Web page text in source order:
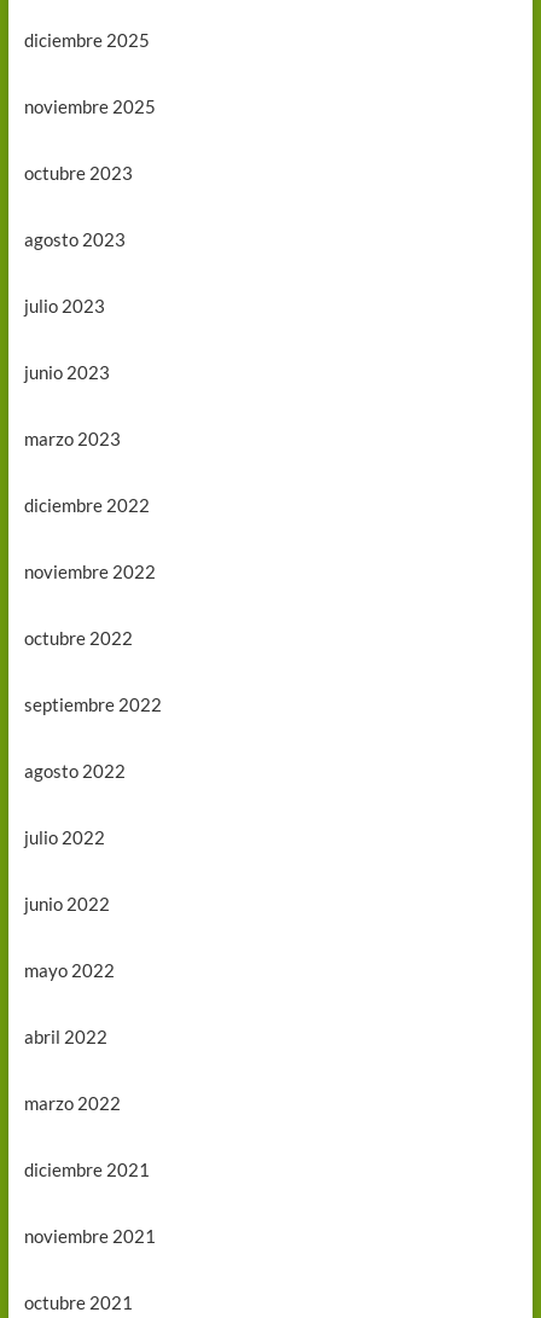
diciembre 2025
noviembre 2025
octubre 2023
agosto 2023
julio 2023
junio 2023
marzo 2023
diciembre 2022
noviembre 2022
octubre 2022
septiembre 2022
agosto 2022
julio 2022
junio 2022
mayo 2022
abril 2022
marzo 2022
diciembre 2021
noviembre 2021
octubre 2021